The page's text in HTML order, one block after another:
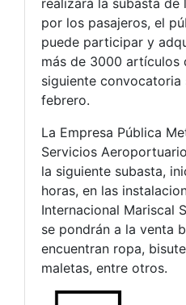
por los pasajeros, el
puede participar y
más de 3000 artículos
siguiente convocatoria
febrero.
La Empresa Pública
Servicios
la siguiente subasta,
horas, en las
Internacional Mariscal
se pondrán a la venta
encuentran ropa,
maletas, entre otros.